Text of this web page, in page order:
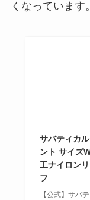
くなっています。
サバティカ
ント サイズ
工ナイロン
フ
【公式】サバ